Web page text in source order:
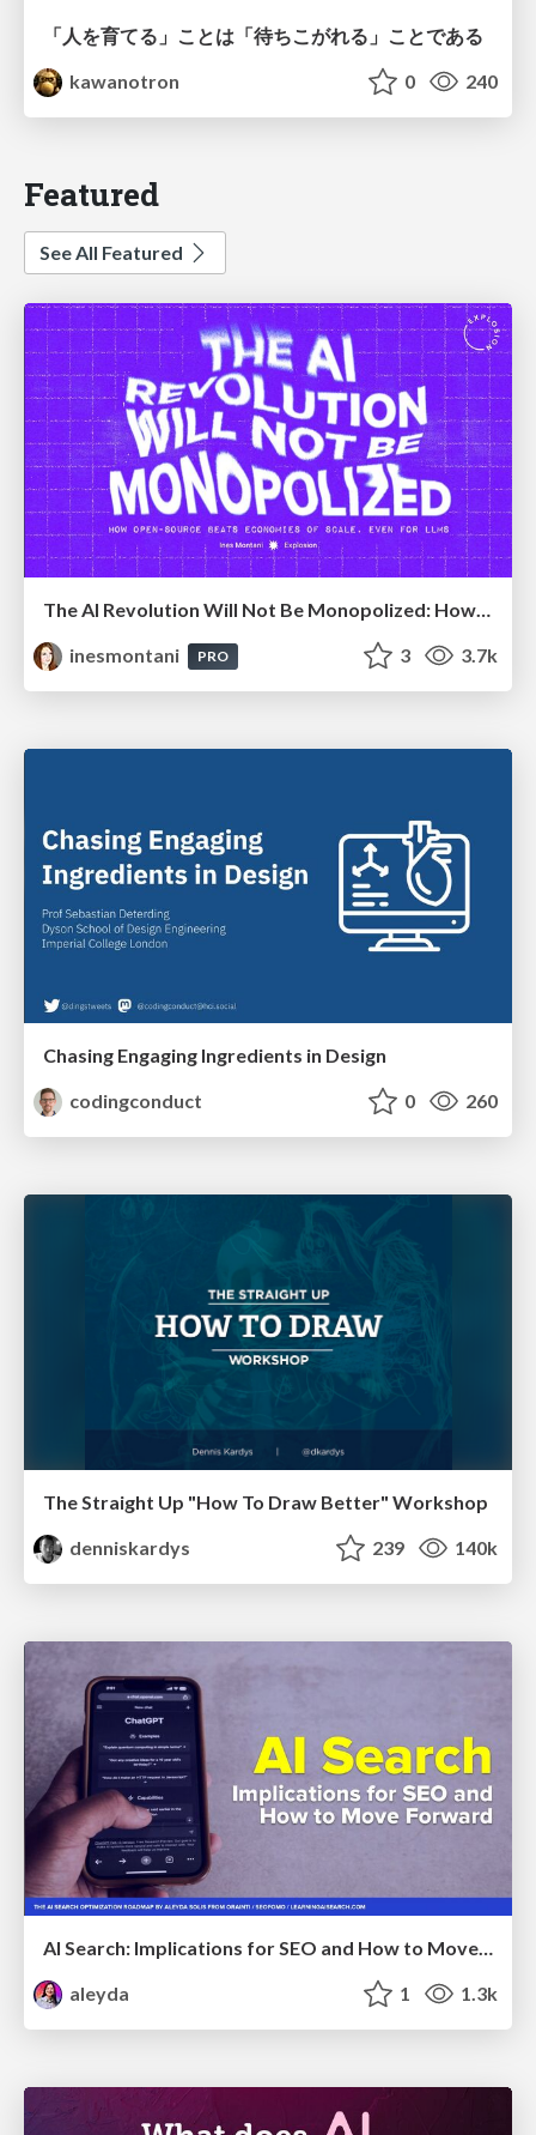
「人を育てる」ことは「待ちこがれる」ことである
kawanotron
0 240
Featured
See All Featured
The AI Revolution Will Not Be Monopolized: How open-source beats economies of scale, even for LLMs
inesmontani
PRO 3 3.7k
Chasing Engaging Ingredients in Design
codingconduct
0 260
The Straight Up "How To Draw Better" Workshop
denniskardys
239 140k
AI Search: Implications for SEO and How to Move Forward - #ShenzhenSEOConference
aleyda
1 1.3k